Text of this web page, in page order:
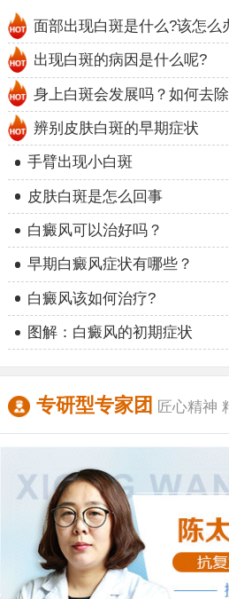
面部出现白斑是什么?该怎么
出现白斑的病因是什么呢?
身上白斑会发展吗？如何去
辨别皮肤白斑的早期症状
手臂出现小白斑
皮肤白斑是怎么回事
白癜风可以治好吗？
早期白癜风症状有哪些？
白癜风该如何治疗?
图解：白癜风的初期症状
专研型专家团 匠心精神